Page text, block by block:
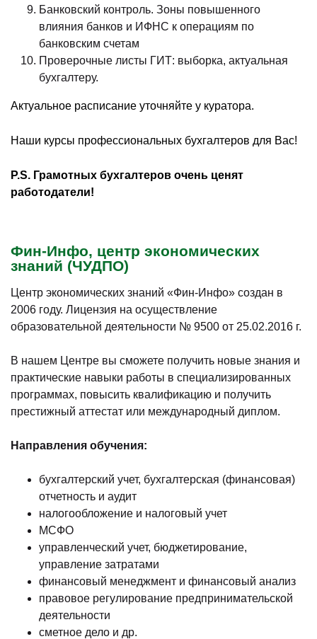
Банковский контроль. Зоны повышенного
влияния банков и ИФНС к операциям по
банковским счетам
Проверочные листы ГИТ: выборка, актуальная
бухгалтеру.
Актуальное расписание уточняйте у куратора.
Наши курсы профессиональных бухгалтеров для Вас!
P.S. Грамотных бухгалтеров очень ценят
работодатели!
Фин-Инфо, центр экономических
знаний (ЧУДПО)
Центр экономических знаний «Фин-Инфо» создан в
2006 году. Лицензия на осуществление
образовательной деятельности № 9500 от 25.02.2016 г.
В нашем Центре вы сможете получить новые знания и
практические навыки работы в специализированных
программах, повысить квалификацию и получить
престижный аттестат или международный диплом.
Направления обучения:
бухгалтерский учет, бухгалтерская (финансовая)
отчетность и аудит
налогообложение и налоговый учет
МСФО
управленческий учет, бюджетирование,
управление затратами
финансовый менеджмент и финансовый анализ
правовое регулирование предпринимательской
деятельности
сметное дело и др.